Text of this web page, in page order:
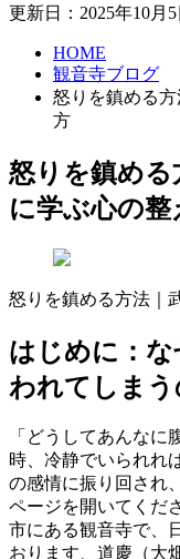
更新日：2025年10月5
HOME
観音寺ブログ
怒りを鎮める
方
怒りを鎮める
に学ぶ心の整
怒りを鎮める方法｜
はじめに：
われてしまう
「どうしてあんな
時、冷静でいられれ
の感情に振り回され
ページを開いてくだ
市にある観音寺で、
おります、道慶（大